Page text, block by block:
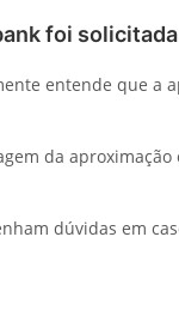
foi
entende que a
da
dúvidas em